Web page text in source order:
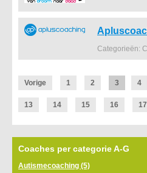
Categorieën:
Vorige 1 2 3 4
13 14 15 16 17
Coaches per categorie A-G
Autismecoaching (5)